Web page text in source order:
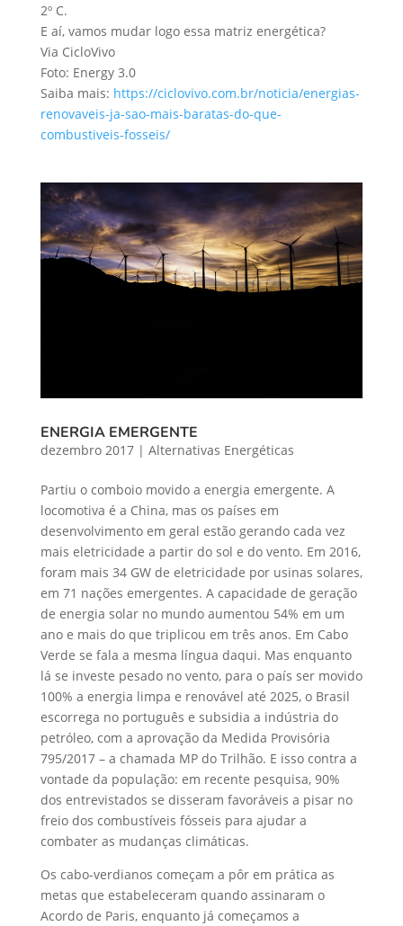
2º C.
E aí, vamos mudar logo essa matriz energética?
Via CicloVivo
Foto: Energy 3.0
Saiba mais: https://ciclovivo.com.br/noticia/energias-
renovaveis-ja-sao-mais-baratas-do-que-
combustiveis-fosseis/
ENERGIA EMERGENTE
dezembro 2017| Alternativas Energéticas
Partiu o comboio movido a energia emergente. A
locomotiva é a China, mas os países em
desenvolvimento em geral estão gerando cada vez
mais eletricidade a partir do sol e do vento. Em 2016,
foram mais 34 GW de eletricidade por usinas solares,
em 71 nações emergentes. A capacidade de geração
de energia solar no mundo aumentou 54% em um
ano e mais do que triplicou em três anos. Em Cabo
Verde se fala a mesma língua daqui. Mas enquanto
lá se investe pesado no vento, para o país ser movido
100% a energia limpa e renovável até 2025, o Brasil
escorrega no português e subsidia a indústria do
petróleo, com a aprovação da Medida Provisória
795/2017 – a chamada MP do Trilhão. E isso contra a
vontade da população: em recente pesquisa, 90%
dos entrevistados se disseram favoráveis a pisar no
freio dos combustíveis fósseis para ajudar a
combater as mudanças climáticas.
Os cabo-verdianos começam a pôr em prática as
metas que estabeleceram quando assinaram o
Acordo de Paris, enquanto já começamos a